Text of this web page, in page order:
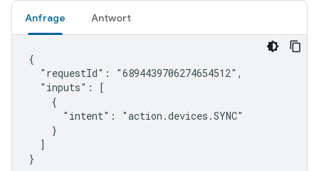
Anfrage Antwort
{
  "requestId": "6894439706274654512",
  "inputs": [
    {
      "intent": "action.devices.SYNC"
    }
  ]
}